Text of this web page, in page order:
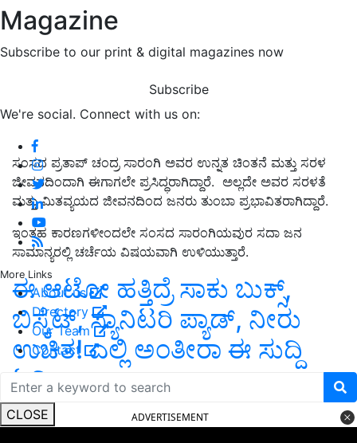
Magazine
Subscribe to our print & digital magazines now
Subscribe
We're social. Connect with us on:
More Links
About us
Directory
Our Team
Contact
CLOSE
ಸಂಸದ ಪ್ರತಾಪ್ ಚಂದ್ರ ಸಾರಂಗಿ ಅವರ ಉನ್ನತ ಚಿಂತನೆ ಮತ್ತು ಸರಳ
ಜೀವನದಿಂದಾಗಿ ಈಗಾಗಲೇ ಪ್ರಸಿದ್ಧರಾಗಿದ್ದಾರೆ. ಅಲ್ಲದೇ ಅವರ ಸರಳತೆ
ಮತ್ತು ಮಿತವ್ಯಯದ ಜೀವನದಿಂದ ಜನರು ತುಂಬಾ ಪ್ರಭಾವಿತರಾಗಿದ್ದಾರೆ.
ಇಂತಹ ಕಾರಣಗಳೀಂದಲೇ ಸಂಸದ ಸಾರಂಗಿಯವುರ ಸದಾ ಜನ
ಸಾಮಾನ್ಯರಲ್ಲಿ ಚರ್ಚೆಯ ವಿಷಯವಾಗಿ ಉಳಿಯುತ್ತಾರೆ.
ಈ ಆಟೋ ಹತ್ತಿದ್ರೆ ಸಾಕು ಬುಕ್ಸ್‌,
ಬಿಸ್ಕೆಟ್‌, ಸ್ಯಾನಿಟರಿ ಪ್ಯಾಡ್‌, ನೀರು
ಉಚಿತ! ಎಲ್ಲಿ ಅಂತೀರಾ ಈ ಸುದ್ದಿ
ಓದಿ...
ADVERTISEMENT